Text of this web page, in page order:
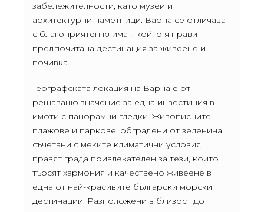
забележителности, като музеи и
архитектурни паметници. Варна се отличава
с благоприятен климат, който я прави
предпочитана дестинация за живеене и
почивка.
Географската локация на Варна е от
решаващо значение за една инвестиция в
имоти с панорамни гледки. Живописните
плажове и паркове, обградени от зеленина,
съчетани с меките климатични условия,
правят града привлекателен за тези, които
търсят хармония и качествено живеене в
една от най-красивите български морски
дестинации. Разположени в близост до